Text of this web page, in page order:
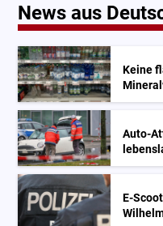
News aus
Keine
Auto-
E-